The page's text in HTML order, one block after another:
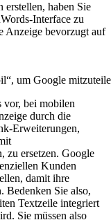
haben Sie
Interface zu
Anzeige bevorzugt auf
um Google
vor, bei mobilen
durch die
Erweiterungen,
zu ersetzen. Google
Kunden
damit ihre
Bedenken Sie also,
Textzeile integriert
Sie müssen also